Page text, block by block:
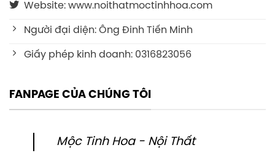
Website: www.noithatmoctinhhoa.com
Người đại diện: Ông Đinh Tiến Minh
Giấy phép kinh doanh: 0316823056
FANPAGE CỦA CHÚNG TÔI
Mộc Tinh Hoa - Nội Thất